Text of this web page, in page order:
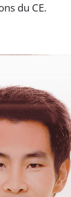
du CE.